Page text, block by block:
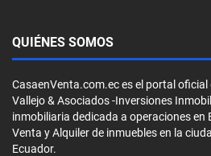
QUIÉNES SOMOS
CasaenVenta.com.ec es el portal oficial
Vallejo & Asociados -Inversiones
inmobiliaria dedicada a operaciones en
Venta y Alquiler de inmuebles en la
Ecuador.